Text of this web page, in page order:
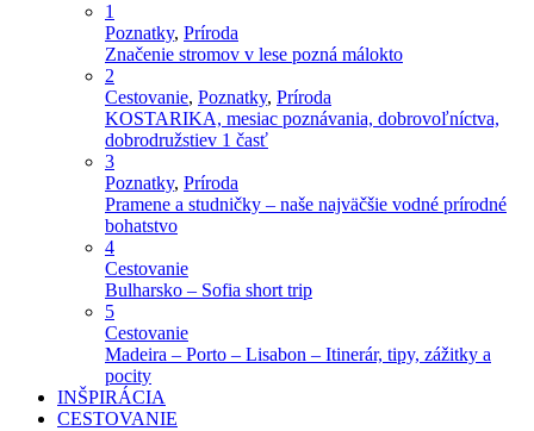
1
Poznatky, Príroda
Značenie stromov v lese pozná málokto
2
Cestovanie, Poznatky, Príroda
KOSTARIKA, mesiac poznávania, dobrovoľníctva,
dobrodružstiev 1 časť
3
Poznatky, Príroda
Pramene a studničky – naše najväčšie vodné prírodné
bohatstvo
4
Cestovanie
Bulharsko – Sofia short trip
5
Cestovanie
Madeira – Porto – Lisabon – Itinerár, tipy, zážitky a
pocity
INŠPIRÁCIA
CESTOVANIE